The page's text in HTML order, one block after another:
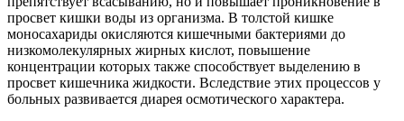
просвет кишки воды из организма. В толстой кишке
моносахариды окисляются кишечными бактериями до
низкомолекулярных жирных кислот, повышение
концентрации которых также способствует выделению в
просвет кишечника жидкости. Вследствие этих процессов у
больных развивается диарея осмотического характера.